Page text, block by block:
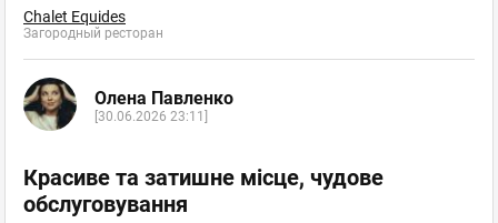
Chalet Equides
Загородный ресторан
Олена Павленко
[30.06.2026 23:11]
Красиве та затишне місце, чудове
обслуговування